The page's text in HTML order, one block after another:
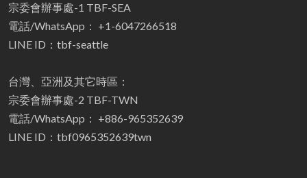
宗委會辦事處-1 TBF-SEA
電話/WhatsApp： +1-6047266518
LINE ID：tbf-seattle
台灣、亞洲及其它時區：
宗委會辦事處-2 TBF-TWN
電話/WhatsApp： +886-965352639
LINE ID：tbf0965352639twn